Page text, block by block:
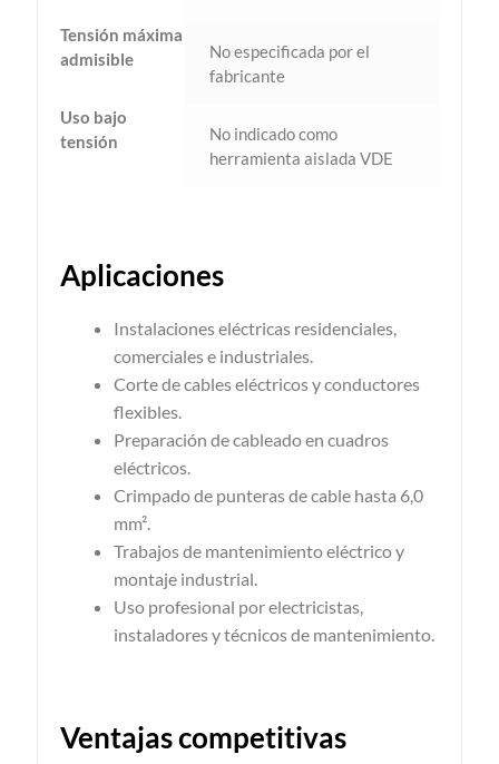
Tensión máxima
admisible
No especificada por el
fabricante
Uso bajo
tensión
No indicado como
herramienta aislada VDE
Aplicaciones
Instalaciones eléctricas residenciales,
comerciales e industriales.
Corte de cables eléctricos y conductores
flexibles.
Preparación de cableado en cuadros
eléctricos.
Crimpado de punteras de cable hasta 6,0
mm².
Trabajos de mantenimiento eléctrico y
montaje industrial.
Uso profesional por electricistas,
instaladores y técnicos de mantenimiento.
Ventajas competitivas